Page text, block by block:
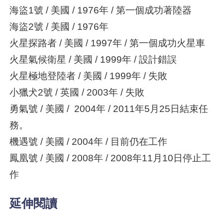
海盜1號 / 美國 / 1976年 / 第一個成功著陸器
海盜2號 / 美國 / 1976年
火星探路者 / 美國 / 1997年 / 第一個成功火星車
火星氣候衛星 / 美國 / 1999年 / 設計錯誤
火星極地登陸者 / 美國 / 1999年 / 失敗
小獵犬2號 / 英國 / 2003年 / 失敗
勇氣號 / 美國 / 2004年 / 2011年5月25日結束任
務。
機遇號 / 美國 / 2004年 / 目前仍在工作
鳳凰號 / 美國 / 2008年 / 2008年11月10日停止工
作
延伸閱讀